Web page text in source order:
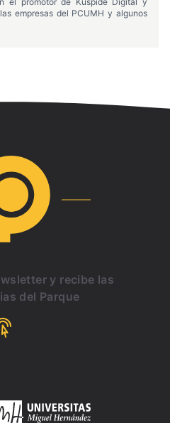
empresas del PCUMH y algunos
y recibe las
del Parque